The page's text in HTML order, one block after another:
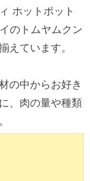
ホットポット
のトムヤムクン
えています。
の中からお好き
、肉の量や種類